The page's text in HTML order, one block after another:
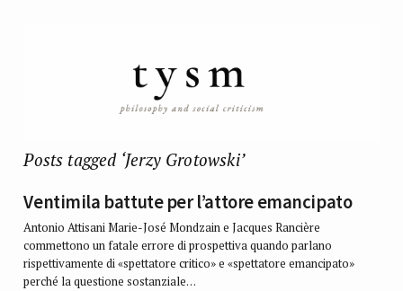
Posts tagged ‘Jerzy Grotowski’
Ventimila battute per l’attore emancipato
Antonio Attisani Marie-José Mondzain e Jacques Rancière
commettono un fatale errore di prospettiva quando parlano
rispettivamente di «spettatore critico» e «spettatore emancipato»
perché la questione sostanziale…